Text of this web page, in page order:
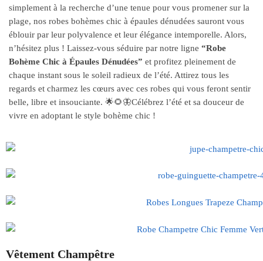
simplement à la recherche d’une tenue pour vous promener sur la
plage, nos robes bohèmes chic à épaules dénudées sauront vous
éblouir par leur polyvalence et leur élégance intemporelle. Alors,
n’hésitez plus ! Laissez-vous séduire par notre ligne “Robe
Bohème Chic à Épaules Dénudées” et profitez pleinement de
chaque instant sous le soleil radieux de l’été. Attirez tous les
regards et charmez les cœurs avec ces robes qui vous feront sentir
belle, libre et insouciante. 🌟🌻🦋Célébrez l’été et sa douceur de
vivre en adoptant le style bohème chic !
Vêtement Champêtre